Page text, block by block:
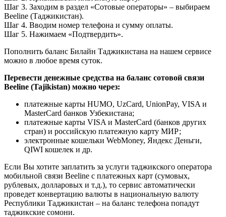
Шаг 3. Заходим в раздел «Сотовые операторы» – выбираем
Beeline (Таджикистан).
Шаг 4. Вводим номер телефона и сумму оплаты.
Шаг 5. Нажимаем «Подтвердить».
Пополнить баланс Билайн Таджикистана на нашем сервисе
можно в любое время суток.
Перевести денежные средства на баланс сотовой связи
Beeline (Tajikistan) можно через:
платежные карты HUMO, UzCard, UnionPay, VISA и
MasterCard банков Узбекистана;
платежные карты VISA и MasterCard (банков других
стран) и российскую платежную карту МИР;
электронные кошельки WebMoney, Яндекс Деньги,
QIWI кошелек и др.
Если Вы хотите заплатить за услуги таджикского оператора
мобильной связи Beeline с платежных карт (сумовых,
рублевых, долларовых и т.д.), то сервис автоматически
проведет конвертацию валюты в национальную валюту
Республики Таджикистан – на баланс телефона попадут
таджикские сомони.